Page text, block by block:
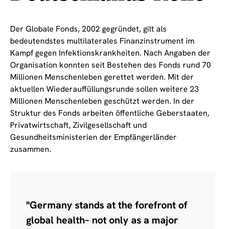
Der Globale Fonds, 2002 gegründet, gilt als
bedeutendstes multilaterales Finanzinstrument im
Kampf gegen Infektionskrankheiten. Nach Angaben der
Organisation konnten seit Bestehen des Fonds rund 70
Millionen Menschenleben gerettet werden. Mit der
aktuellen Wiederauffüllungsrunde sollen weitere 23
Millionen Menschenleben geschützt werden. In der
Struktur des Fonds arbeiten öffentliche Geberstaaten,
Privatwirtschaft, Zivilgesellschaft und
Gesundheitsministerien der Empfängerländer
zusammen.
"Germany stands at the forefront of
global health– not only as a major